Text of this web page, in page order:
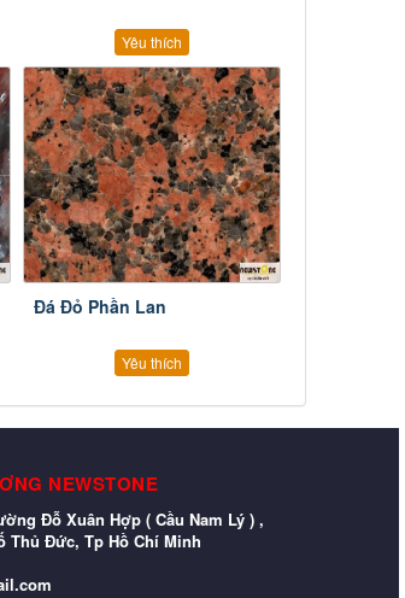
Yêu thích
Đá Đỏ Phần Lan
Yêu thích
NEWSTONE
Đỗ Xuân Hợp ( Cầu Nam Lý ) ,
Thủ Đức, Tp Hồ Chí Minh